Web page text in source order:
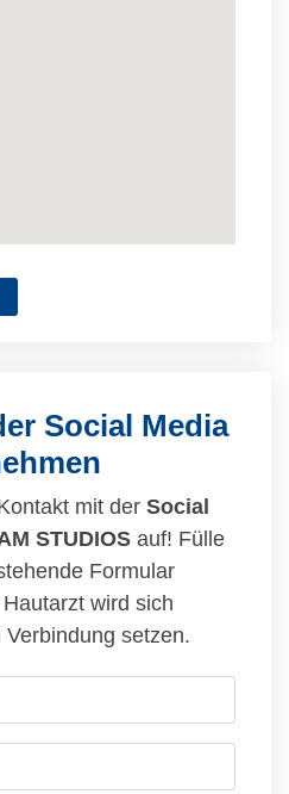
Social Media
mit der Social
STUDIOS auf! Fülle
Formular
wird sich
setzen.